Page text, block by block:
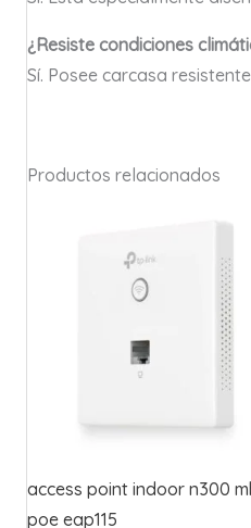
¿Resiste condiciones
Sí. Posee carcasa
Productos relacionados
access point indoor n300
poe eap115